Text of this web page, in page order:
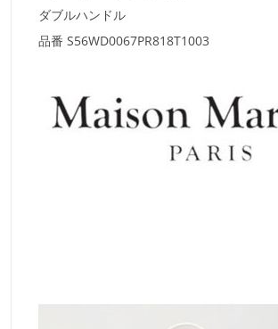
ダブルハンドル
品番 S56WD0067PR818T1003